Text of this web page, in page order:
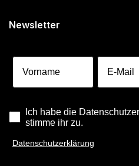
Newsletter
Vorname E-Mail
Ich habe die
stimme ihr zu.
Datenschutzerklärung